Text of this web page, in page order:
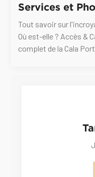
Services et
Tout savoir sur
Où est-elle ? Accès &
complet de la Cala